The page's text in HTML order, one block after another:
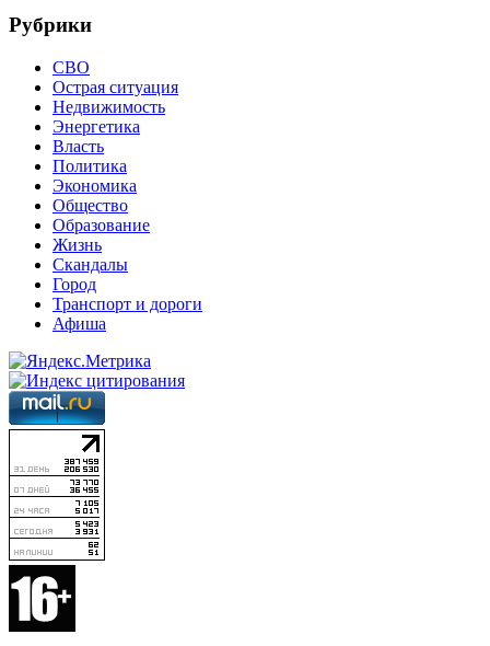
Рубрики
СВО
Острая ситуация
Недвижимость
Энергетика
Власть
Политика
Экономика
Общество
Образование
Жизнь
Скандалы
Город
Транспорт и дороги
Афиша